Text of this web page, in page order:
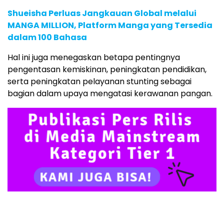
Shueisha Perluas Jangkauan Global melalui
MANGA MILLION, Platform Manga yang Tersedia
dalam 100 Bahasa
Hal ini juga menegaskan betapa pentingnya
pengentasan kemiskinan, peningkatan pendidikan,
serta peningkatan pelayanan stunting sebagai
bagian dalam upaya mengatasi kerawanan pangan.